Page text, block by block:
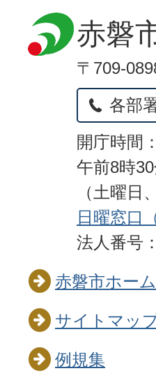
赤磐
〒709-
各部
開庁時間
午前8時
（土曜
日曜窓口
法人番号
赤磐市ホー
サイトマッ
例規集